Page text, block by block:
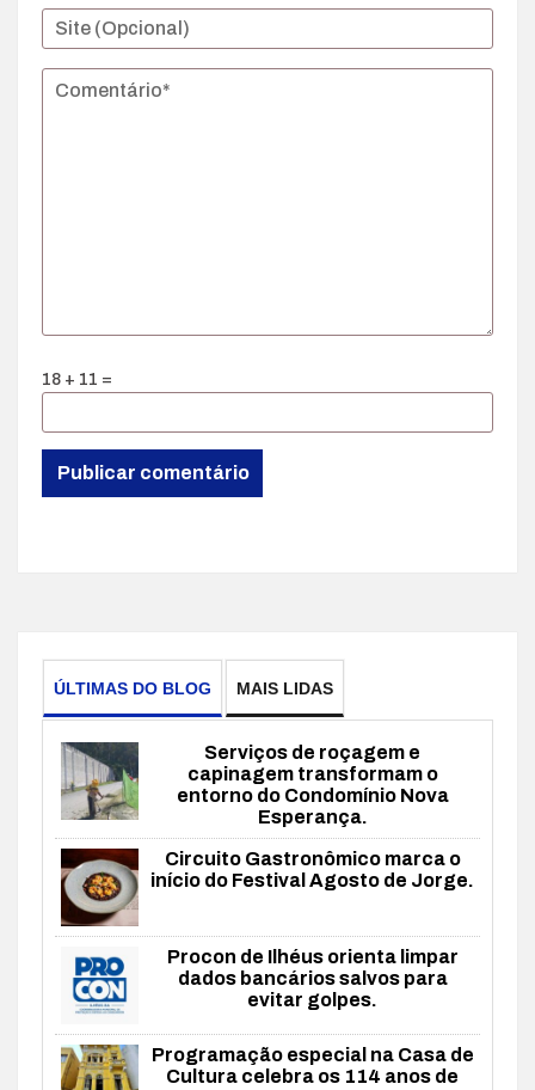
18 + 11 =
ÚLTIMAS DO BLOG MAIS LIDAS
Serviços de roçagem e
capinagem transformam o
entorno do Condomínio Nova
Esperança.
Circuito Gastronômico marca o
início do Festival Agosto de Jorge.
Procon de Ilhéus orienta limpar
dados bancários salvos para
evitar golpes.
Programação especial na Casa de
Cultura celebra os 114 anos de